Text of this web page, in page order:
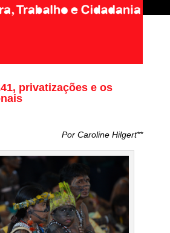
privatizações e os
Por Caroline Hilgert**